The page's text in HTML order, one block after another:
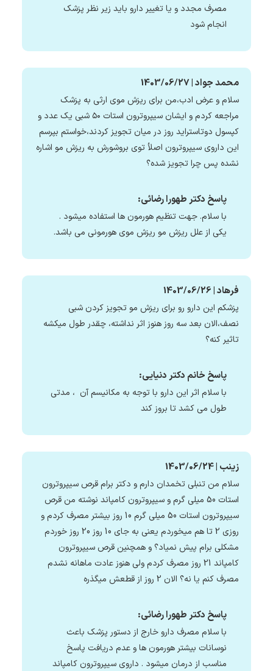
مصرف مجدد و یا تغییر دارو باید زیر نظر پزشک
انجام شود
محمد جواد | 1403/06/27
سلام و عرض ادب،من برای ریزش موی ارثی به پزشک
مراجعه کردم و ایشان سیپروترون استات ۵۰ شبی یک عدد و
کپسول دوتاستراید روز در میان تجویز کردند،خواستم بپرسم
این داروی سیپروترون اصلأ توی بروشورش به ریزش مو اشاره
نشده پس چرا تجویز شده؟
پاسخ دکتر طهورا رضائی:
با سلام. جهت تنظیم هورمون ها استفاده میشود .
یکی از علل ریزش مو ریزش موی هورمونی می باشد.
فرهاد | 1403/06/26
پزشکم‌ این دارو رو برای ریزش مو تجویز کردن شبی
نصف،الان بعد سه روز هنوز اثر نداشته، چقدر طول میکشه
تاثیر کنه؟
پاسخ خانم دکتر دنیایی:
با سلام اثر این دارو با توجه به مکانیسم آن ، مدتی
طول می کشد تا بروز کند
زینب | 1403/06/24
سلام من تنبلی تخمدان دارم و دکتر برام قرص سیپروترون
استات 50 میلی گرم و سیپروترون کامپاند نوشته من قرص
سیپروترون استات 50 میلی گرم 10 روز بیشتر مصرف کردم و
روزی 2 تا هم میخوردم یعنی به جای 10 روز 20 روز خوردم
مشکلی برام پیش نمیاد؟ و همچنین قرص سیپروترون
کامپاند 21 روز مصرف کردم ولی هنوز عادت ماهانه نشدم
مصرف کنم یا نه؟ الان 2 روز از قطعش میگذره
پاسخ دکتر طهورا رضائی:
با سلام مصرف دارو خارج از دستور پزشک باعث
نوسانات بیشتر هورمون ها و عدم دریافت پاسخ
مناسب از درمان میشود . داروی سیپروترون کامپاند